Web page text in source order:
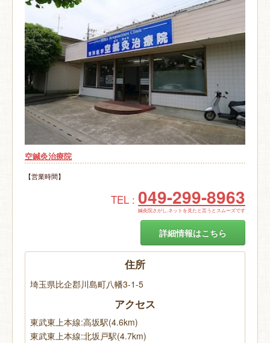
空鍼灸治療院
【営業時間】
TEL : 049-299-8963
鍼灸院さがし.ネットを見たと言うとスムーズです
詳細情報はこちら
住所
埼玉県比企郡川島町八幡3-1-5
アクセス
東武東上本線:高坂駅(4.6km)
東武東上本線:北坂戸駅(4.7km)